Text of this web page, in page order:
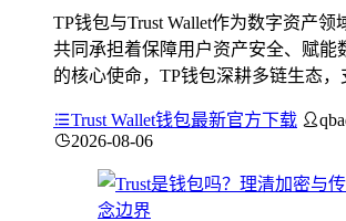
TP钱包与Trust Wallet作为数字资产领
共同承担着保障用户资产安全、赋能
的核心使命，TP钱包深耕多链生态，
Trust Wallet钱包最新官方下载
2026-08-06